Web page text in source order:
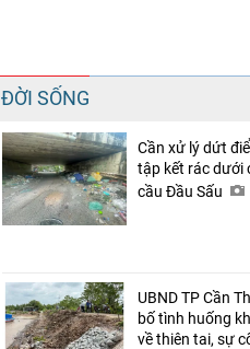
Chia sẻ
Facebook
ĐỜI SỐNG
Cần xử lý dứt
tập kết rác dưới
cầu Đầu Sấu
UBND TP Cần
bố tình huống
về thiên tai, sự